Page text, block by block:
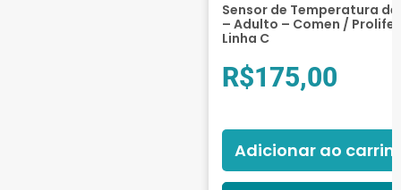
Sensor de Temperatura de
– Adulto – Comen / Prolife
Linha C
R$175,00
Adicionar ao